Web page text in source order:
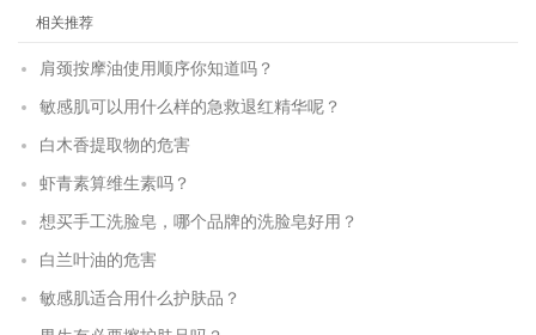
相关推荐
肩颈按摩油使用顺序你知道吗？
敏感肌可以用什么样的急救退红精华呢？
白木香提取物的危害
虾青素算维生素吗？
想买手工洗脸皂，哪个品牌的洗脸皂好用？
白兰叶油的危害
敏感肌适合用什么护肤品？